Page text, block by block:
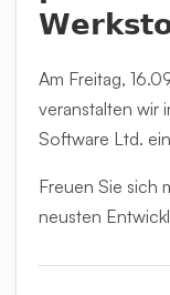
Am Freitag,
veranstalten wir
Software Ltd.
Freuen Sie sich
neusten